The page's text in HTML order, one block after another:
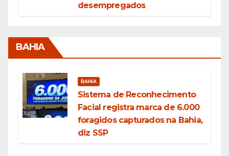
desempregados
BAHIA
BAHIA
Sistema de Reconhecimento
Facial registra marca de 6.000
foragidos capturados na Bahia,
diz SSP